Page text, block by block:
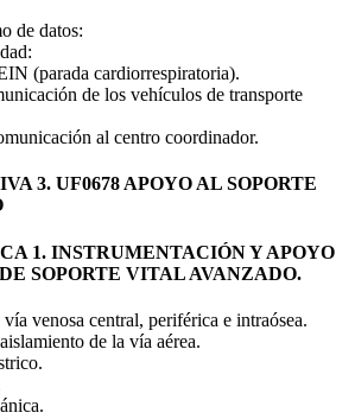
de datos:
(parada cardiorrespiratoria).
de los vehículos de transporte
al centro coordinador.
3. UF0678 APOYO AL SOPORTE
1. INSTRUMENTACIÓN Y APOYO
SOPORTE VITAL AVANZADO.
venosa central, periférica e intraósea.
de la vía aérea.